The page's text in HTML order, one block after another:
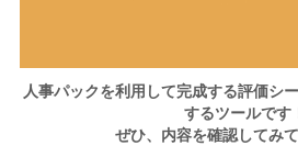
人事パックを利用して完成する評価シ
するツールです
ぜひ、内容を確認してみて